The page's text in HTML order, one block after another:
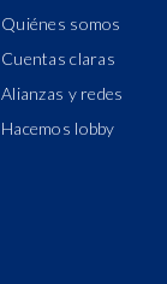
Quiénes somos
Cuentas claras
Alianzas y redes
Hacemos lobby